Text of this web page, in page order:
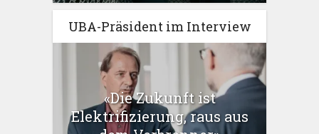
UBA-Präsident im Interview
«Die Zukunft ist
Elektrifizierung, raus aus